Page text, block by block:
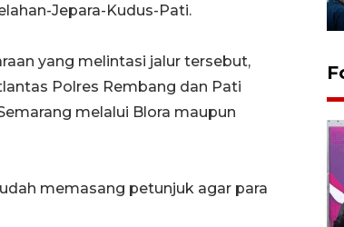
Jepara-Kudus-Pati.
yang melintasi jalur tersebut,
Polres Rembang dan Pati
melalui Blora maupun
memasang petunjuk agar para